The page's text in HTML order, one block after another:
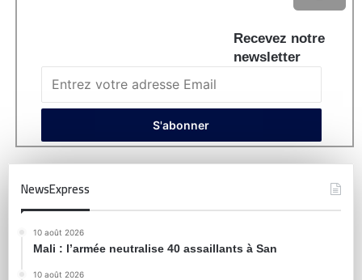
Recevez notre
newsletter
NewsExpress
10 août 2026
Mali : l’armée neutralise 40 assaillants à San
10 août 2026